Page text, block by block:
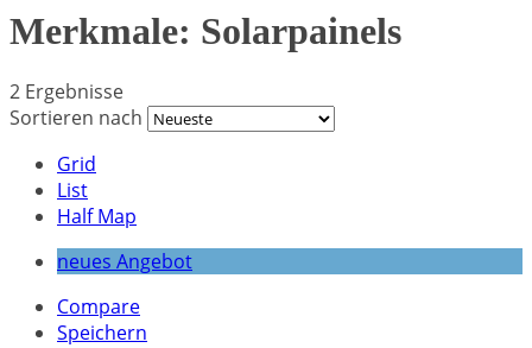
Merkmale: Solarpainels
2 Ergebnisse
Sortieren nach
Grid
List
Half Map
neues Angebot
Compare
Speichern